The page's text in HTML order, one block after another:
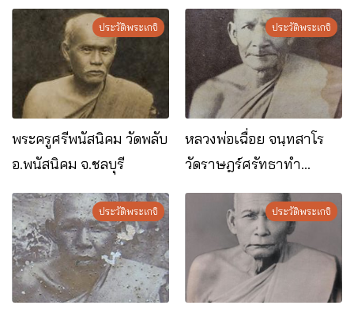
ประวัติพระเกจิ
พระครูศรีพนัสนิคม วัดพลับ
อ.พนัสนิคม จ.ชลบุรี
ประวัติพระเกจิ
หลวงพ่อเฉื่อย จนฺทสาโร
วัดราษฎร์ศรัทธาทำ
อ.เมือง จ.ฉะเชิงเทรา
ประวัติพระเกจิ ประวัติพระเกจิ